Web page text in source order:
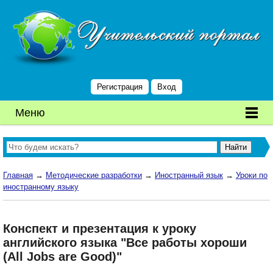
Регистрация Вход
Меню
Главная → Методические разработки → Иностранный язык → Уроки по
иностранному языку
Конспект и презентация к уроку
английского языка "Все работы хороши
(All Jobs are Good)"